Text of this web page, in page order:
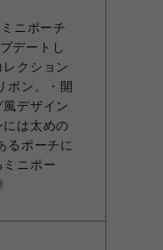
ニポーチ
デートし
クション
ボン。・開
デザイン
は太めの
るポーチに
ニポー